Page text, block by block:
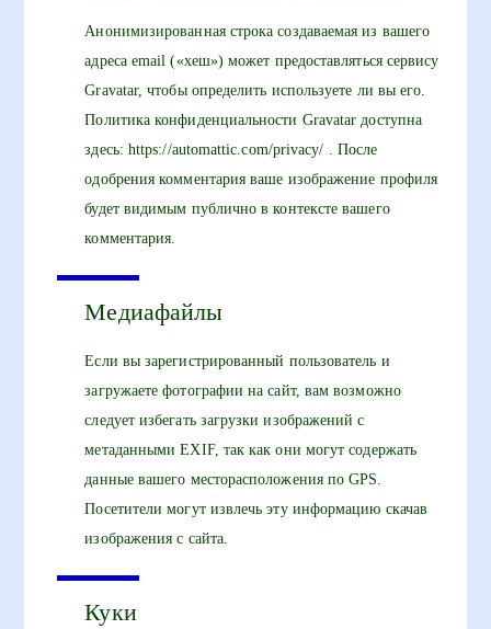
Анонимизированная строка создаваемая из вашего
адреса email («хеш») может предоставляться сервису
Gravatar, чтобы определить используете ли вы его.
Политика конфиденциальности Gravatar доступна
здесь: https://automattic.com/privacy/ . После
одобрения комментария ваше изображение профиля
будет видимым публично в контексте вашего
комментария.
Медиафайлы
Если вы зарегистрированный пользователь и
загружаете фотографии на сайт, вам возможно
следует избегать загрузки изображений с
метаданными EXIF, так как они могут содержать
данные вашего месторасположения по GPS.
Посетители могут извлечь эту информацию скачав
изображения с сайта.
Куки